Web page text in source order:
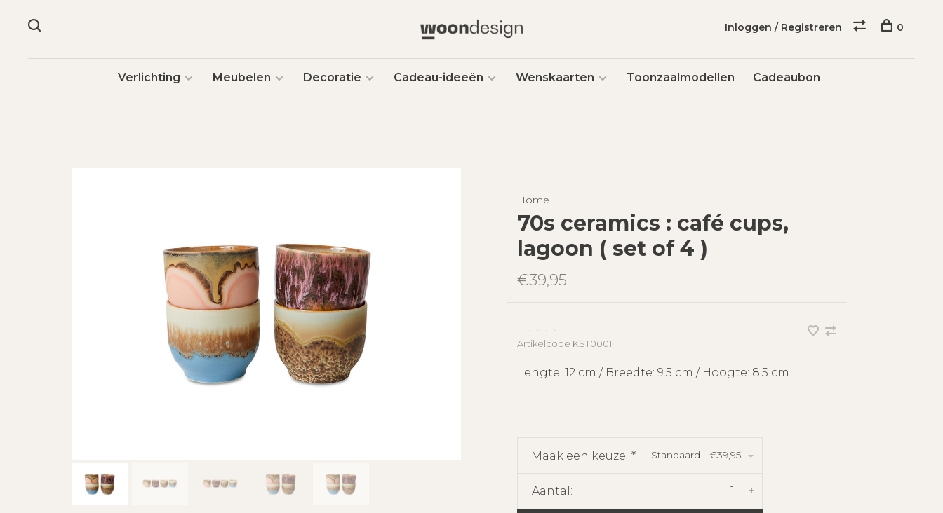
Verlichting Meubelen Decoratie Cadeau-ideeën Wenskaarten Toonzaalmodellen Cadeaubon
Inloggen / Registreren 0
Home
70s ceramics : café cups,
lagoon ( set of 4 )
€39,95
• • • •
•
Artikelcode KST0001
Lengte: 12 cm / Breedte: 9.5 cm / Hoogte: 8.5 cm
Maak een keuze: * Standaard - €39,95
Aantal: +
-